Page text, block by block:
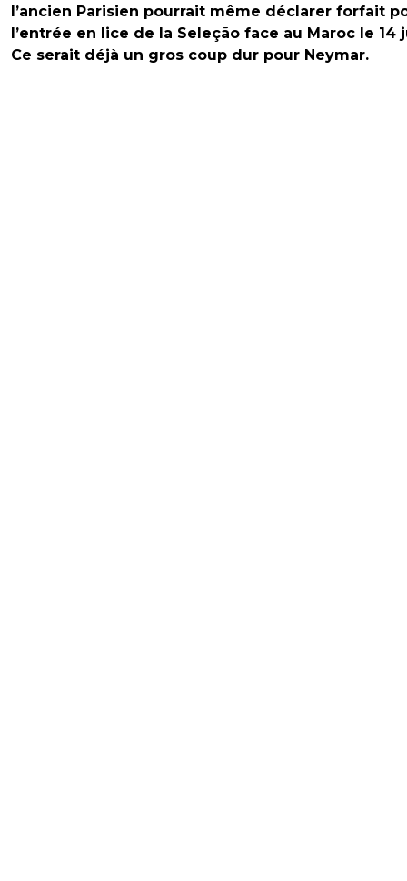
l’ancien Parisien pourrait même déclarer forfait
l’entrée en lice de la Seleção face au Maroc le 14
Ce serait déjà un gros coup dur pour Neymar.